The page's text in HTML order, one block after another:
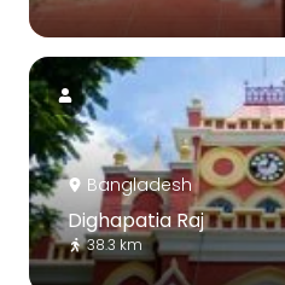
Bangladesh
Dighapatia Raj
38.3 km